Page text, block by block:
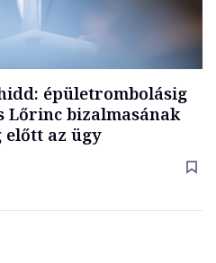
épületrombolásig
Lőrinc bizalmasának
előtt az ügy